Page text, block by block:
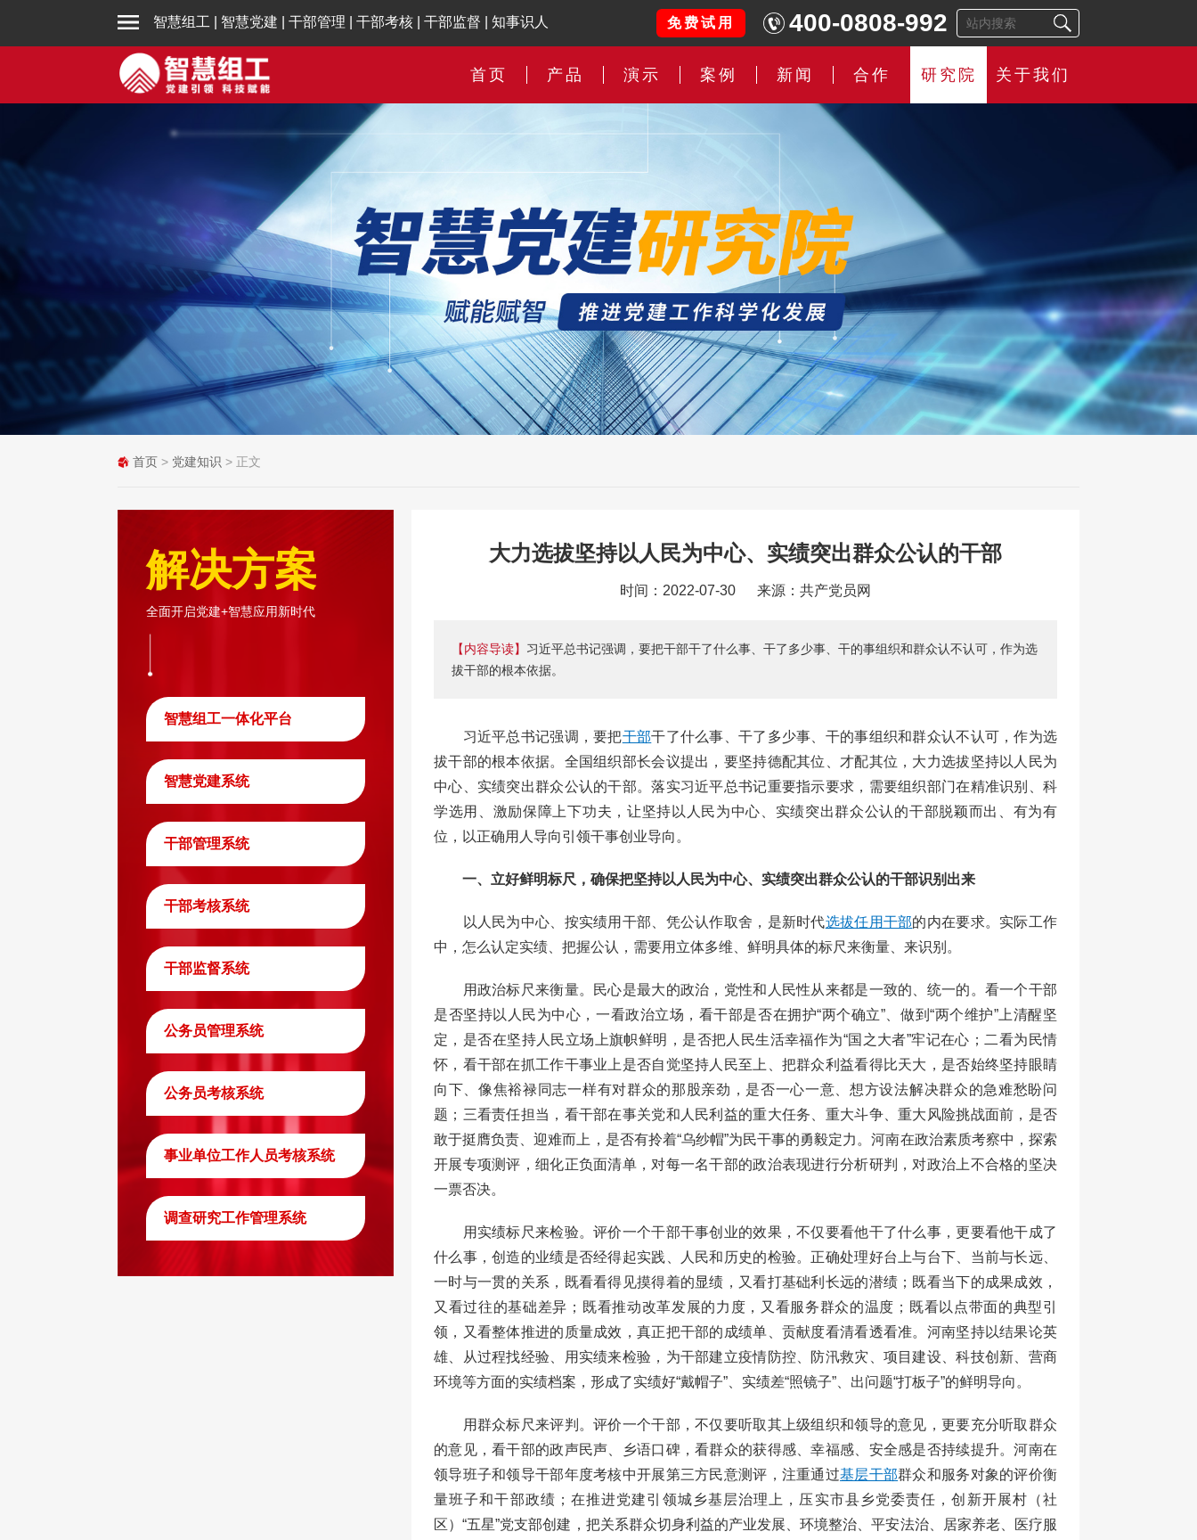
智慧组工 智慧党建 干部管理 干部考核 干部监督 知事识人 免费试用 400-0808-992
首页 产品 演示 案例 新闻 合作 研究院 关于我们
首页 > 党建知识 > 正文
解决方案
全面开启党建+智慧应用新时代
智慧组工一体化平台
智慧党建系统
干部管理系统
干部考核系统
干部监督系统
公务员管理系统
公务员考核系统
事业单位工作人员考核系统
调查研究工作管理系统
大力选拔坚持以人民为中心、实绩突出群众公认的干部
时间：2022-07-30 来源：共产党员网
【内容导读】 习近平总书记强调，要把干部干了什么事、干了多少事、干的事组织和群众认不认可，作为选
拔干部的根本依据。
习近平总书记强调，要把干部干了什么事、干了多少事、干的事组织和群众认不认可，作为选
拔干部的根本依据。全国组织部长会议提出，要坚持德配其位、才配其位，大力选拔坚持以人民为
中心、实绩突出群众公认的干部。落实习近平总书记重要指示要求，需要组织部门在精准识别、科
学选用、激励保障上下功夫，让坚持以人民为中心、实绩突出群众公认的干部脱颖而出、有为有
位，以正确用人导向引领干事创业导向。
一、立好鲜明标尺，确保把坚持以人民为中心、实绩突出群众公认的干部识别出来
以人民为中心、按实绩用干部、凭公认作取舍，是新时代选拔任用干部的内在要求。实际工作
中，怎么认定实绩、把握公认，需要用立体多维、鲜明具体的标尺来衡量、来识别。
用政治标尺来衡量。民心是最大的政治，党性和人民性从来都是一致的、统一的。看一个干部
是否坚持以人民为中心，一看政治立场，看干部是否在拥护“两个确立”、做到“两个维护”上清醒坚
定，是否在坚持人民立场上旗帜鲜明，是否把人民生活幸福作为“国之大者”牢记在心；二看为民情
怀，看干部在抓工作干事业上是否自觉坚持人民至上、把群众利益看得比天大，是否始终坚持眼睛
向下、像焦裕禄同志一样有对群众的那股亲劲，是否一心一意、想方设法解决群众的急难愁盼问
题；三看责任担当，看干部在事关党和人民利益的重大任务、重大斗争、重大风险挑战面前，是否
敢于挺膺负责、迎难而上，是否有拎着“乌纱帽”为民干事的勇毅定力。河南在政治素质考察中，探索
开展专项测评，细化正负面清单，对每一名干部的政治表现进行分析研判，对政治上不合格的坚决
一票否决。
用实绩标尺来检验。评价一个干部干事创业的效果，不仅要看他干了什么事，更要看他干成了
什么事，创造的业绩是否经得起实践、人民和历史的检验。正确处理好台上与台下、当前与长远、
一时与一贯的关系，既看看得见摸得着的显绩，又看打基础利长远的潜绩；既看当下的成果成效，
又看过往的基础差异；既看推动改革发展的力度，又看服务群众的温度；既看以点带面的典型引
领，又看整体推进的质量成效，真正把干部的成绩单、贡献度看清看透看准。河南坚持以结果论英
雄、从过程找经验、用实绩来检验，为干部建立疫情防控、防汛救灾、项目建设、科技创新、营商
环境等方面的实绩档案，形成了实绩好“戴帽子”、实绩差“照镜子”、出问题“打板子”的鲜明导向。
用群众标尺来评判。评价一个干部，不仅要听取其上级组织和领导的意见，更要充分听取群众
的意见，看干部的政声民声、乡语口碑，看群众的获得感、幸福感、安全感是否持续提升。河南在
领导班子和领导干部年度考核中开展第三方民意测评，注重通过基层干部群众和服务对象的评价衡
量班子和干部政绩；在推进党建引领城乡基层治理上，压实市县乡党委责任，创新开展村（社
区）“五星”党支部创建，把关系群众切身利益的产业发展、环境整治、平安法治、居家养老、医疗服